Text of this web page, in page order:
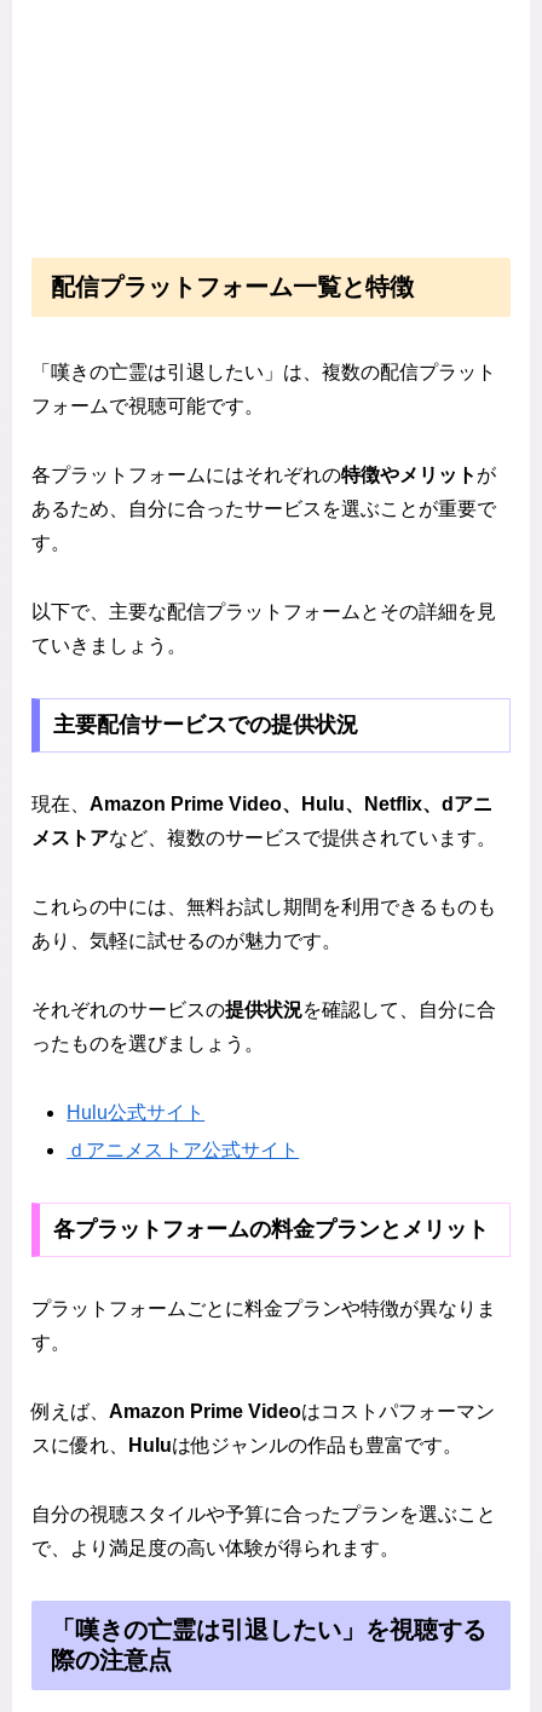
配信プラットフォーム一覧と特徴
「嘆きの亡霊は引退したい」は、複数の配信プラット
フォームで視聴可能です。
各プラットフォームにはそれぞれの特徴やメリット が
あるため、自分に合ったサービスを選ぶことが重要で
す。
以下で、主要な配信プラットフォームとその詳細を見
ていきましょう。
主要配信サービスでの提供状況
現在、 Amazon Prime Video、Hulu、Netflix、dアニ
メストアなど、複数のサービスで提供されています。
これらの中には、無料お試し期間を利用できるものも
あり、気軽に試せるのが魅力です。
それぞれのサービスの提供状況を確認して、自分に合
ったものを選びましょう。
Hulu公式サイト
ｄアニメストア公式サイト
各プラットフォームの料金プランとメリット
プラットフォームごとに料金プランや特徴が異なりま
す。
例えば、 Amazon Prime Videoはコストパフォーマン
スに優れ、
Huluは他ジャンルの作品も豊富です。
自分の視聴スタイルや予算に合ったプランを選ぶこと
で、より満足度の高い体験が得られます。
「嘆きの亡霊は引退したい」を視聴する
際の注意点